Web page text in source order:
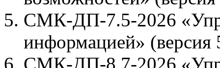
СМК-ДП-7.5-2026
информацией» (версия
СМК-ДП-8.7-2026